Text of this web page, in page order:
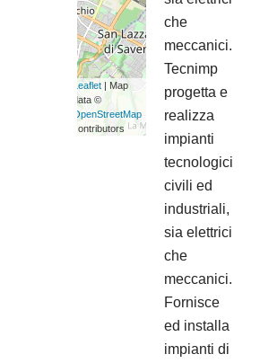
Leaflet | Map
data ©
OpenStreetMap
contributors
che
meccanici.
Tecnimp
progetta e
realizza
impianti
tecnologici
civili ed
industriali,
sia elettrici
che
meccanici.
Fornisce
ed installa
impianti di